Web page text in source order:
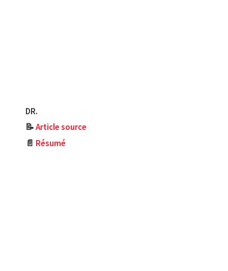
DR.
📝Article source
📄 Résumé